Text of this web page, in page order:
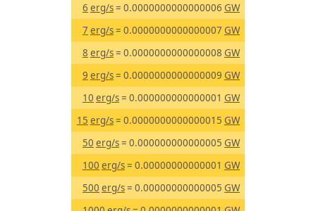
6 erg/s= 0.0000000000000006 GW
7 erg/s= 0.0000000000000007 GW
8 erg/s= 0.0000000000000008 GW
9 erg/s= 0.0000000000000009 GW
10 erg/s= 0.000000000000001 GW
15 erg/s= 0.0000000000000015 GW
50 erg/s= 0.000000000000005 GW
100 erg/s= 0.00000000000001 GW
500 erg/s= 0.00000000000005 GW